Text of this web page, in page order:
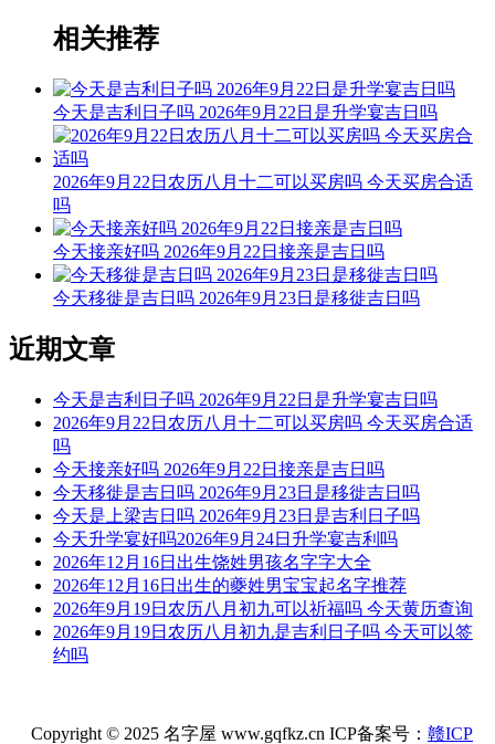
忌：祈福 求嗣 白虎须用 麒麟符制 否则 诸事不宜
宜：修造 盖屋 移徙 安床 入宅 开业 开仓 祈福 求嗣 订婚 嫁娶
赴任 出行 见贵
7时-9时 甲辰时： 沖狗 煞南 时沖甲戍 天牢 地兵 三合 木星
宜：祈福 求嗣 订婚 嫁娶 求财 开业 交易 安床
忌：赴任 修造 移徙 出行 词讼
9时-11时 乙巳时： 沖猪 煞东 时沖乙亥 元武 旬空 长生 太阴
忌：赴任 出行 修造 动土
11时-13时 丙午时： 沖鼠 煞北 时沖丙子 日破
忌：日时相沖 诸事不宜
13时-15时 丁未时： 沖牛 煞西 时沖丁丑 日害 勾陈 路空 贵人
宜：酬神 求财 见贵 订婚 嫁娶 修造 安葬 青龙
忌：赴任 出行 祭祀 祈福 斋醮 开光
相关推荐
今天是吉利日子吗 2026年9月22日是升学宴吉日吗
2026年9月22日农历八月十二可以买房吗 今天买房合适
吗
今天接亲好吗 2026年9月22日接亲是吉日吗
今天移徙是吉日吗 2026年9月23日是移徙吉日吗
近期文章
今天是吉利日子吗 2026年9月22日是升学宴吉日吗
2026年9月22日农历八月十二可以买房吗 今天买房合适
吗
今天接亲好吗 2026年9月22日接亲是吉日吗
今天移徙是吉日吗 2026年9月23日是移徙吉日吗
今天是上梁吉日吗 2026年9月23日是吉利日子吗
今天升学宴好吗2026年9月24日升学宴吉利吗
2026年12月16日出生饶姓男孩名字字大全
2026年12月16日出生的夔姓男宝宝起名字推荐
2026年9月19日农历八月初九可以祈福吗 今天黄历查询
2026年9月19日农历八月初九是吉利日子吗 今天可以签
约吗
Copyright © 2025 名字屋 www.gqfkz.cn ICP备案号： 赣ICP